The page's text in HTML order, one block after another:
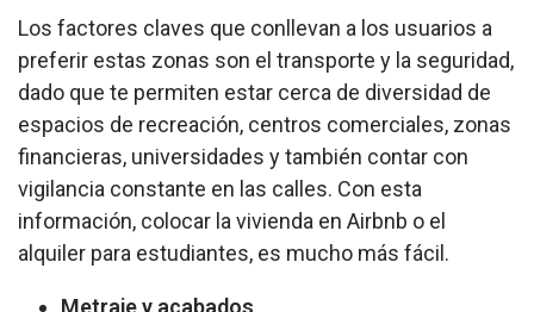
Los factores claves que conllevan a los usuarios a
preferir estas zonas son el transporte y la seguridad,
dado que te permiten estar cerca de diversidad de
espacios de recreación, centros comerciales, zonas
financieras, universidades y también contar con
vigilancia constante en las calles. Con esta
información, colocar la vivienda en Airbnb o el
alquiler para estudiantes, es mucho más fácil.
Metraje y acabados